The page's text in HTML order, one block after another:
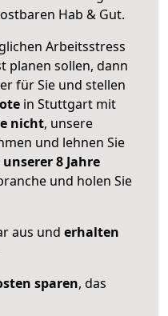
Hab & Gut.
Arbeitsstress
planen sollen, dann
für Sie und stellen
in Stuttgart mit
nicht, unsere
und lehnen Sie
8 Jahre
und holen Sie
aus und erhalten
sparen, das